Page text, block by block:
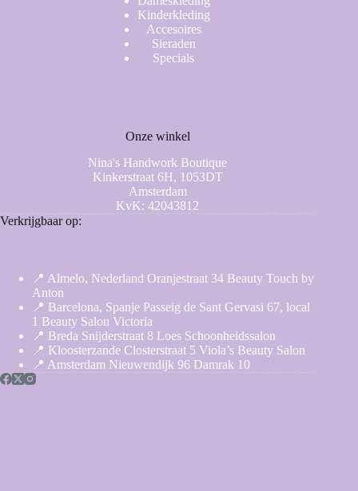
Kinderkleding
Accesoires
Sieraden
Specials
Onze winkel
Nina's Handwork Boutique
Kinkerstraat 6H, 1053DT
Amsterdam
KvK: 42043812
Verkrijgbaar op:
📍 Almelo, Nederland Oranjestraat 34 Beauty Touch by
Anton
📍 Barcelona, Spanje Passeig de Sant Gervasi 67, local
1 Beauty Salon Victoria
📍 Breda Snijderstraat 8 Loes Schoonheidssalon
📍 Kloosterzande Closterstraat 5 Viola’s Beauty Salon
📍 Amsterdam Nieuwendijk 96 Damrak 10